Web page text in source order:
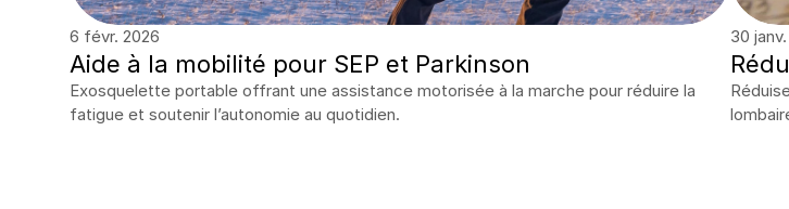
6 févr. 2026
Aide à la mobilité pour SEP et Parkinson
Exosquelette portable offrant une assistance motorisée à la marche pour réduire la
fatigue et soutenir l’autonomie au quotidien.
30